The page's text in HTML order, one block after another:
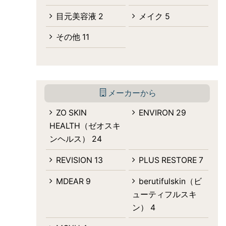
目元美容液 2 メイク 5
その他 11
メーカーから
ZO SKIN
HEALTH（ゼオスキ
ンヘルス） 24
ENVIRON 29
REVISION 13 PLUS RESTORE 7
MDEAR 9
berutifulskin（ビ
ューティフルスキ
ン） 4